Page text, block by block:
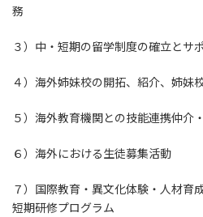
務
３）中・短期の留学制度の確立とサ
４）海外姉妹校の開拓、紹介、姉妹
５）海外教育機関との技能連携仲介
６）海外における生徒募集活動
７）国際教育・異文化体験・人材育
短期研修プログラム